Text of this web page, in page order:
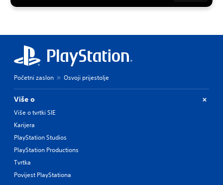
Početni zaslon Osvoji prijestolje
Više o
Više o tvrtki SIE
Karijera
PlayStation Studios
PlayStation Productions
Tvrtka
Povijest PlayStationa